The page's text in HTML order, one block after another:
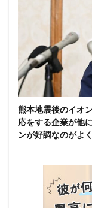
熊本地震後のイオ
応をする企業が他
ンが好調なのがよ